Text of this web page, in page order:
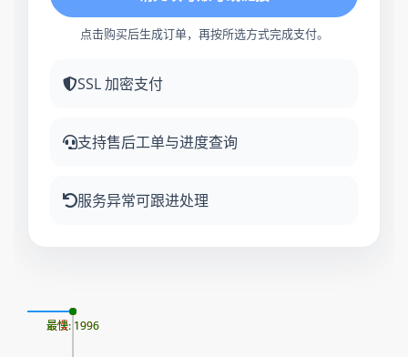
点击购买后生成订单，再按所选方式完成支付。
SSL 加密支付
支持售后工单与进度查询
服务异常可跟进处理
最慢: 1996
最快: 1996